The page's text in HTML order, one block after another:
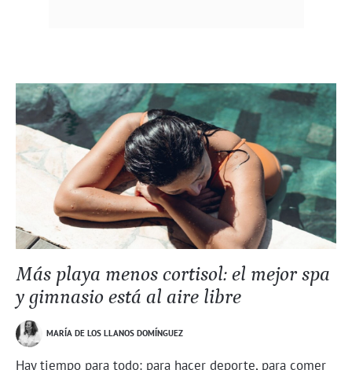
Más playa menos cortisol: el mejor spa
y gimnasio está al aire libre
MARÍA DE LOS LLANOS DOMÍNGUEZ
Hay tiempo para todo: para hacer deporte, para comer